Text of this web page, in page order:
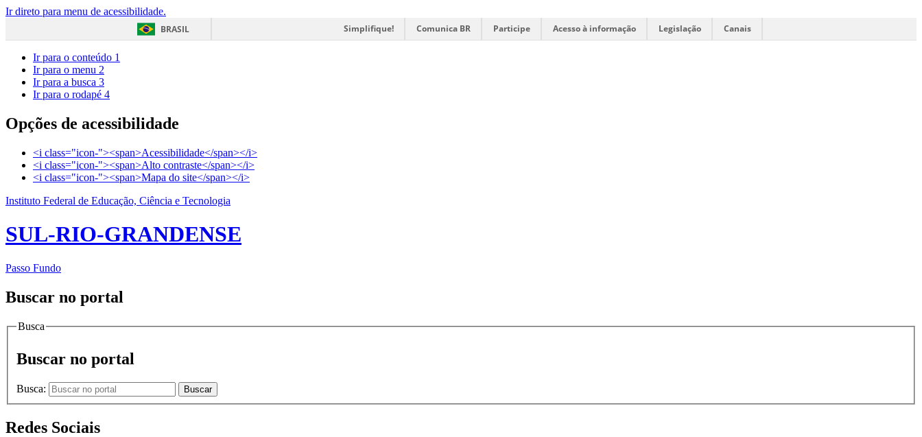
Ir direto para menu de acessibilidade.
BRASIL
Simplifique! Comunica BR Participe Acesso à informação Legislação Canais
Ir para o conteúdo 1
Ir para o menu 2
Ir para a busca 3
Ir para o rodapé 4
Opções de acessibilidade
<i class="icon-"><span>Acessibilidade</span></i>
<i class="icon-"><span>Alto contraste</span></i>
<i class="icon-"><span>Mapa do site</span></i>
Instituto Federal de Educação, Ciência e Tecnologia
SUL-RIO-GRANDENSE
Passo Fundo
Buscar no portal
Busca
Buscar no portal
Busca: Buscar
Redes Sociais